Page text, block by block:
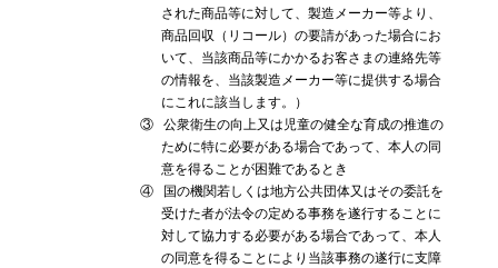
された商品等に対して、製造メーカー等より、
商品回収（リコール）の要請があった場合にお
いて、当該商品等にかかるお客さまの連絡先等
の情報を、当該製造メーカー等に提供する場合
にこれに該当します。）
③
公衆衛生の向上又は児童の健全な育成の推進の
ために特に必要がある場合であって、本人の同
意を得ることが困難であるとき
④
国の機関若しくは地方公共団体又はその委託を
受けた者が法令の定める事務を遂行することに
対して協力する必要がある場合であって、本人
の同意を得ることにより当該事務の遂行に支障